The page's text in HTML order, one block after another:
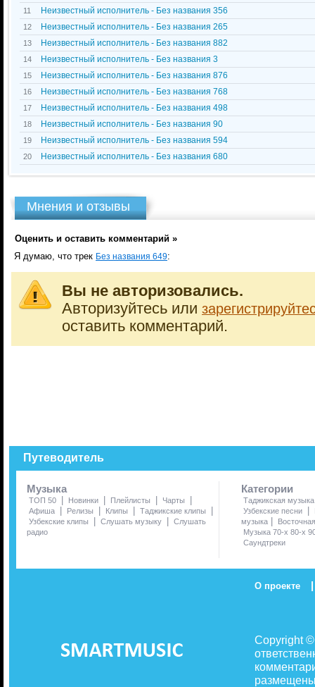
11 Неизвестный исполнитель - Без названия 356
12 Неизвестный исполнитель - Без названия 265
13 Неизвестный исполнитель - Без названия 882
14 Неизвестный исполнитель - Без названия 3
15 Неизвестный исполнитель - Без названия 876
16 Неизвестный исполнитель - Без названия 768
17 Неизвестный исполнитель - Без названия 498
18 Неизвестный исполнитель - Без названия 90
19 Неизвестный исполнитель - Без названия 594
20 Неизвестный исполнитель - Без названия 680
Мнения и отзывы
Оценить и оставить комментарий »
Я думаю, что трек Без названия 649:
Вы не авторизовались.
Авторизуйтесь или
оставить комментарий.
Путеводитель
Музыка
ТОП 50 | Новинки | Плейлисты | Чарты |
Афиша | Релизы | Клипы | Таджикские клипы |
Узбекские клипы | Слушать музыку | Слушать
радио
Категории
Таджикская музыка
Узбекские песни
|
музыка |
Музыка 70-х 80-х
Саундтреки
О проекте |
Copyright
размещены